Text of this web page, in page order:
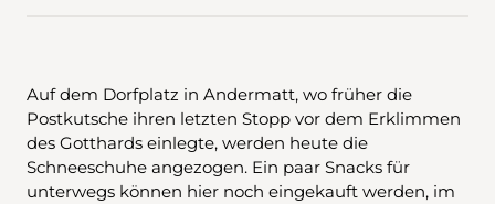
Auf dem Dorfplatz in Andermatt, wo früher die
Postkutsche ihren letzten Stopp vor dem Erklimmen
des Gotthards einlegte, werden heute die
Schneeschuhe angezogen. Ein paar Snacks für
unterwegs können hier noch eingekauft werden, im